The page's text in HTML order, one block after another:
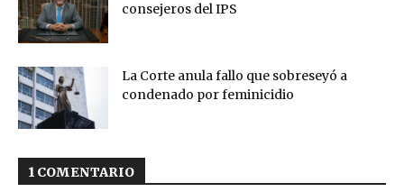
consejeros del IPS
La Corte anula fallo que sobreseyó a
condenado por feminicidio
1 COMENTARIO